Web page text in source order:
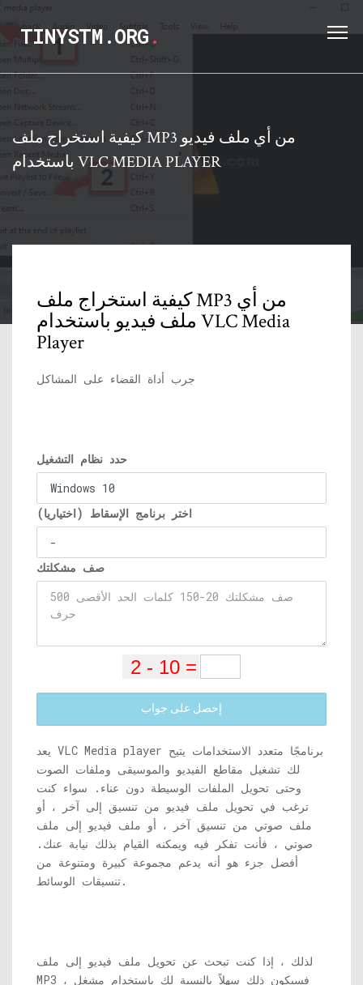
TINYSTM.ORG.
كيفية استخراج ملف MP3 من أي ملف فيديو
باستخدام VLC MEDIA PLAYER
كيفية استخراج ملف MP3 من أي
ملف فيديو باستخدام VLC Media
Player
جرب أداة القضاء على المشاكل
حدد نظام التشغيل
اختر برنامج الإسقاط (اختياريا)
صف مشكلتك
إحصل على جواب
يعد VLC Media player برنامجًا متعدد الاستخدامات يتيح
لك تشغيل مقاطع الفيديو والموسيقى وملفات الصوت
وحتى تحويل الملفات الوسيطة دون عناء. سواء كنت
ترغب في تحويل ملف فيديو من تنسيق إلى آخر ، أو
ملف صوتي من تنسيق آخر ، أو ملف فيديو إلى ملف
صوتي ، فأنت تفكر فيه ويمكنه القيام بذلك نيابة عنك.
أفضل جزء هو أنه يدعم مجموعة كبيرة ومتنوعة من
تنسيقات الوسائط.
لذلك ، إذا كنت تبحث عن تحويل ملف فيديو إلى ملف
MP3 ، فسيكون ذلك سهلاً بالنسبة لك باستخدام مشغل